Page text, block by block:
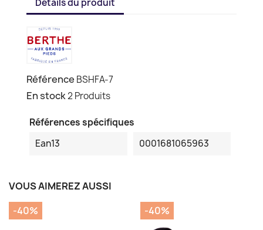
Référence BSHFA-7
En stock2 Produits
Références spécifiques
Ean13
0001681065963
VOUS AIMEREZ AUSSI
-40% -40%